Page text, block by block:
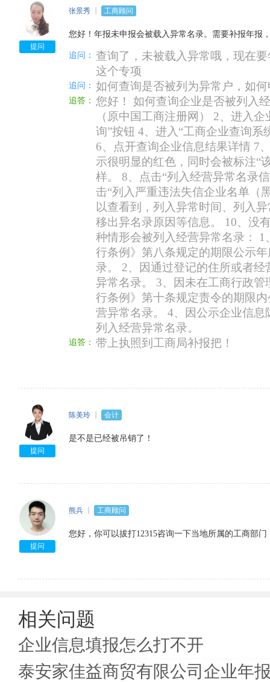
提问
张景秀 工商顾问
您好！年报未申报会被载入异常名录。需要补报年报
追问： 查询了，未被载入异常哦，现在
这个专项
追问： 如何查询是否被列为异常户，如
追答： 您好！ 如何查询企业是否被列入
（原中国工商注册网） 2、进入
询”按钮 4、进入“工商企业查询系
6、点开查询企业信息结果详情 7
示很明显的红色，同时会被标注“
样。 8、点击“列入经营异常名录
击“列入严重违法失信企业名单（
以查看到，列入异常时间、列入
移出异名录原因等信息。 10、没
种情形会被列入经营异常名录：
行条例》第八条规定的期限公示
录。 2、因通过登记的住所或者
异常名录。 3、因未在工商行政
行条例》第十条规定责令的期限
营异常名录。 4、因公示企业信
列入经营异常名录。
追答： 带上执照到工商局补报把！
提问
陈美玲 会计
是不是已经被吊销了！
提问
熊兵 工商顾问
您好，你可以拔打12315咨询一下当地所属的工商部门
相关问题
企业信息填报怎么打不开
泰安家佳益商贸有限公司企业年